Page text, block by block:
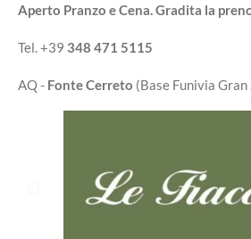
Aperto Pranzo e Cena. Gradita la
Tel. +39 348 471 5115
AQ - Fonte Cerreto (Base Funivia Gran